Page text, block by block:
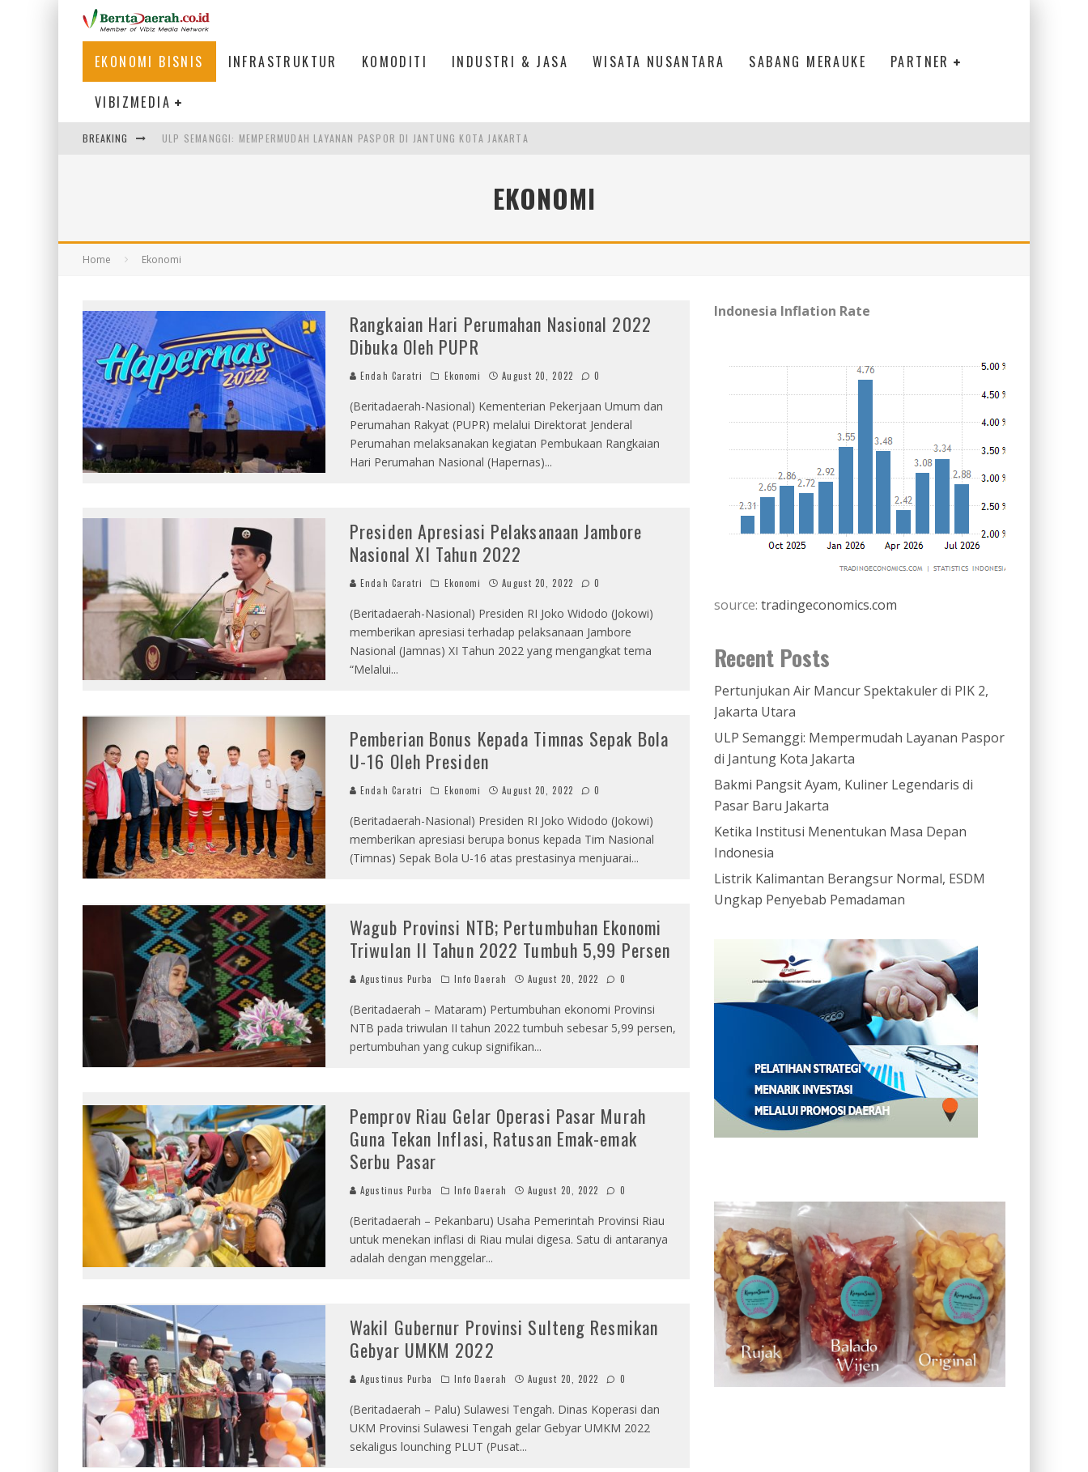
EKONOMI BISNIS INFRASTRUKTUR KOMODITI INDUSTRI & JASA WISATA NUSANTARA SABANG MERAUKE PARTNER
VIBIZMEDIA
BREAKING
ULP SEMANGGI: MEMPERMUDAH LAYANAN PASPOR DI JANTUNG KOTA JAKARTA
BAKMI PANGSIT AYAM, KULINER LEGENDARIS DI PASAR BARU JAKARTA
EKONOMI
Home Ekonomi
Rangkaian Hari Perumahan Nasional 2022
Dibuka Oleh PUPR
Endah Caratri Ekonomi August 20, 2022 0
(Beritadaerah-Nasional) Kementerian Pekerjaan Umum dan
Perumahan Rakyat (PUPR) melalui Direktorat Jenderal
Perumahan melaksanakan kegiatan Pembukaan Rangkaian
Hari Perumahan Nasional (Hapernas)...
Presiden Apresiasi Pelaksanaan Jambore
Nasional XI Tahun 2022
Endah Caratri Ekonomi August 20, 2022 0
(Beritadaerah-Nasional) Presiden RI Joko Widodo (Jokowi)
memberikan apresiasi terhadap pelaksanaan Jambore
Nasional (Jamnas) XI Tahun 2022 yang mengangkat tema
“Melalui...
Pemberian Bonus Kepada Timnas Sepak Bola
U-16 Oleh Presiden
Endah Caratri Ekonomi August 20, 2022 0
(Beritadaerah-Nasional) Presiden RI Joko Widodo (Jokowi)
memberikan apresiasi berupa bonus kepada Tim Nasional
(Timnas) Sepak Bola U-16 atas prestasinya menjuarai...
Wagub Provinsi NTB; Pertumbuhan Ekonomi
Triwulan II Tahun 2022 Tumbuh 5,99 Persen
Agustinus Purba Info Daerah August 20, 2022 0
(Beritadaerah – Mataram) Pertumbuhan ekonomi Provinsi
NTB pada triwulan II tahun 2022 tumbuh sebesar 5,99 persen,
pertumbuhan yang cukup signifikan...
Pemprov Riau Gelar Operasi Pasar Murah
Guna Tekan Inflasi, Ratusan Emak-emak
Serbu Pasar
Agustinus Purba Info Daerah August 20, 2022 0
(Beritadaerah – Pekanbaru) Usaha Pemerintah Provinsi Riau
untuk menekan inflasi di Riau mulai digesa. Satu di antaranya
adalah dengan menggelar...
Wakil Gubernur Provinsi Sulteng Resmikan
Gebyar UMKM 2022
Agustinus Purba Info Daerah August 20, 2022 0
(Beritadaerah – Palu) Sulawesi Tengah. Dinas Koperasi dan
UKM Provinsi Sulawesi Tengah gelar Gebyar UMKM 2022
sekaligus lounching PLUT (Pusat...
Indonesia Inflation Rate
source: tradingeconomics.com
Recent Posts
Pertunjukan Air Mancur Spektakuler di PIK 2,
Jakarta Utara
ULP Semanggi: Mempermudah Layanan Paspor
di Jantung Kota Jakarta
Bakmi Pangsit Ayam, Kuliner Legendaris di
Pasar Baru Jakarta
Ketika Institusi Menentukan Masa Depan
Indonesia
Listrik Kalimantan Berangsur Normal, ESDM
Ungkap Penyebab Pemadaman